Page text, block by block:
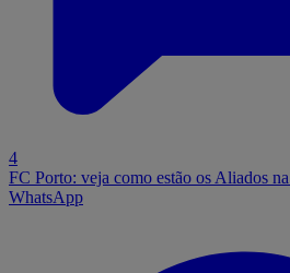
4
FC Porto: veja como estão os Aliados
WhatsApp